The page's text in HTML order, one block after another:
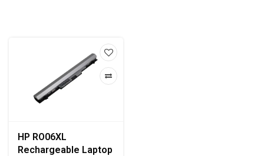
HP RO06XL
Rechargeable Laptop